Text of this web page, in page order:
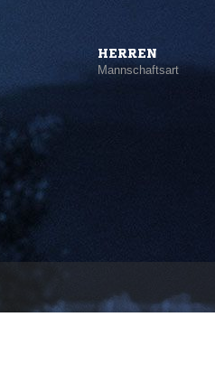
HERREN
Mannschaftsart